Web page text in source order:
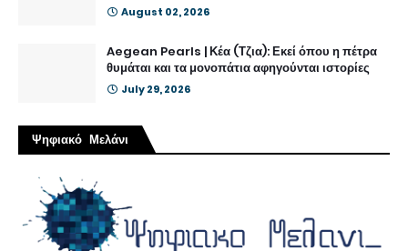
August 02, 2026
Aegean Pearls | Κέα (Τζια): Εκεί όπου η πέτρα
θυμάται και τα μονοπάτια αφηγούνται ιστορίες
July 29, 2026
Ψηφιακό Μελάνι